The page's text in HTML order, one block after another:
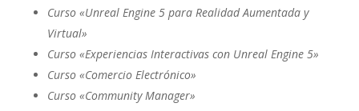
Curso «Unreal Engine 5 para Realidad Aumentada y
Virtual»
Curso «Experiencias Interactivas con Unreal Engine 5»
Curso «Comercio Electrónico»
Curso «Community Manager»